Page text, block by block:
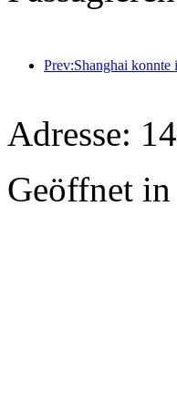
Adresse:
Geöffnet